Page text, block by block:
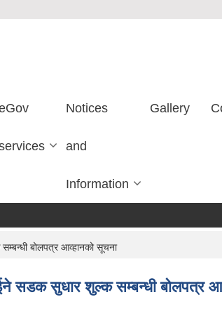
Notices
and
Information
Gallery
बोलपत्र आव्हानको सूचना
सडक सुधार शुल्क सम्बन्धी बोलपत्र